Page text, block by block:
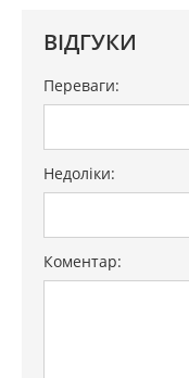
ВІДГУКИ
Переваги:
Недоліки:
Коментар: